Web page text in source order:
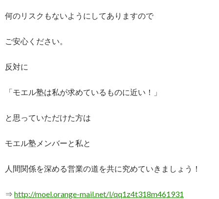
何のリスクもないようにしてありますので
ご安心ください。
反対に
「モエル塾は私が求めているものに近い！」
と思っていただけた方は
モエル塾メンバーと私と
人間関係を深める営業の道を共に究めていきましょう！
⇒ http://moel.orange-mail.net/l/qq1z4t318m461931